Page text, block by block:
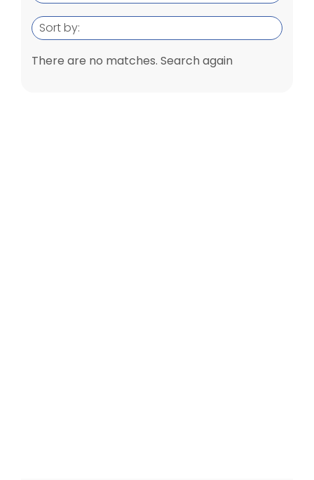
Sort by:
There are no matches. Search again